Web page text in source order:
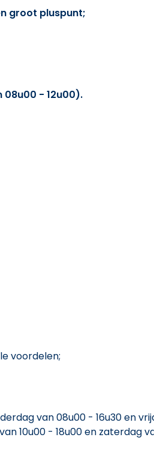
groot pluspunt;
08u00 - 12u00).
voordelen;
van 08u00 - 16u30 en
10u00 - 18u00 en zaterdag